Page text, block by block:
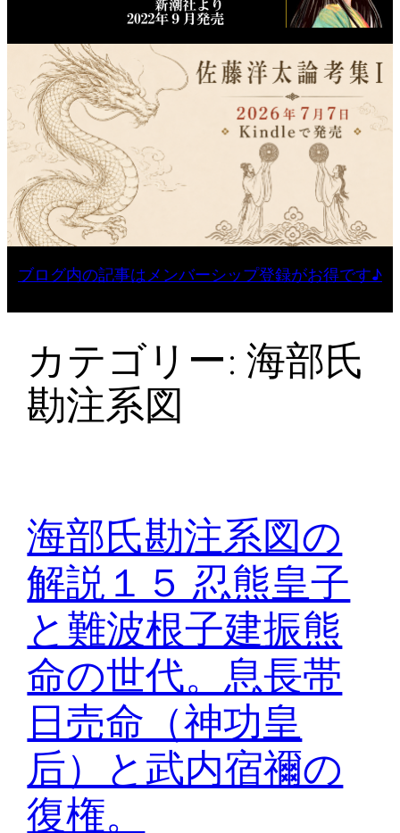
ブログ内の記事はメンバーシップ登録がお得です♪
カテゴリー:海部氏
勘注系図
海部氏勘注系図の
解説１５ 忍熊皇子
と難波根子建振熊
命の世代。息長帯
日売命（神功皇
后）と武内宿禰の
復権。